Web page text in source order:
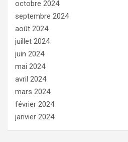
octobre 2024
septembre 2024
août 2024
juillet 2024
juin 2024
mai 2024
avril 2024
mars 2024
février 2024
janvier 2024